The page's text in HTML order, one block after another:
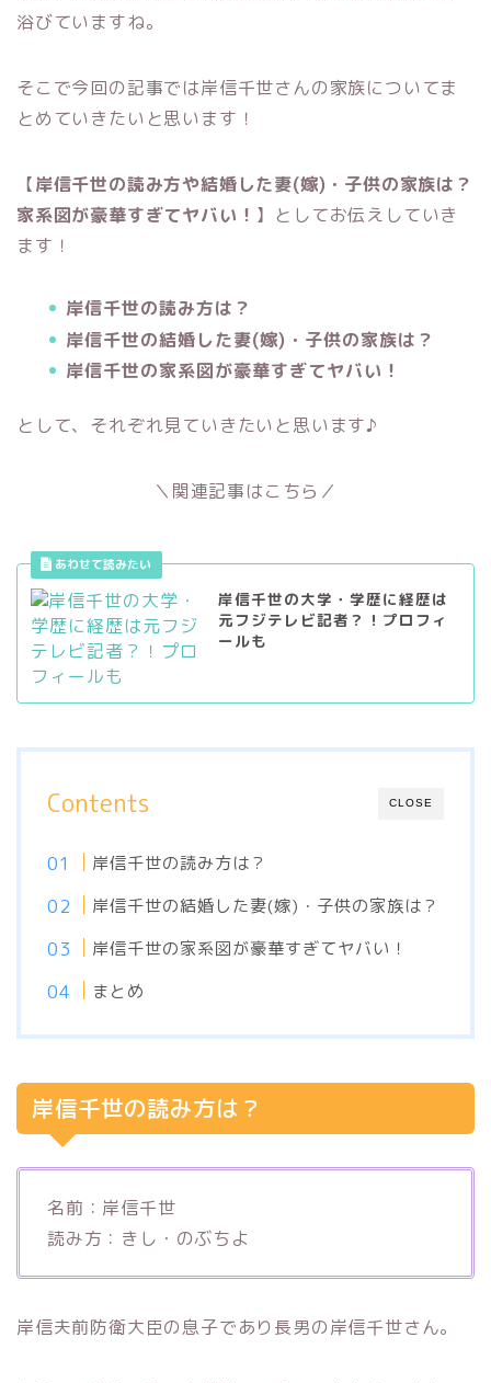
浴びていますね。
そこで今回の記事では岸信千世さんの家族についてま
とめていきたいと思います！
【岸信千世の読み方や結婚した妻(嫁)・子供の家族は？
家系図が豪華すぎてヤバい！ 】としてお伝えしていき
ます！
岸信千世の読み方は？
岸信千世の結婚した妻(嫁)・子供の家族は？
岸信千世の家系図が豪華すぎてヤバい！
として、それぞれ見ていきたいと思います♪
＼関連記事はこちら／
岸信千世の大学・学歴に経歴は
元フジテレビ記者？！プロフィ
ールも
CLOSE
Contents
岸信千世の読み方は？
岸信千世の結婚した妻(嫁)・子供の家族は？
岸信千世の家系図が豪華すぎてヤバい！
まとめ
岸信千世の読み方は？
名前：岸信千世
読み方：きし・のぶちよ
岸信夫前防衛大臣の息子であり長男の岸信千世さん。